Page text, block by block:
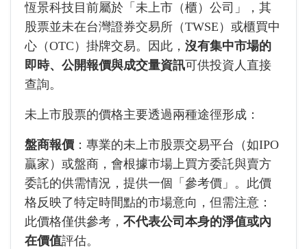
恆景科技目前屬於「未上市（櫃）公司」，其
股票並未在台灣證券交易所（TWSE）或櫃買中
心（OTC）掛牌交易。因此， 沒有集中市場的
即時、公開報價與成交量資訊可供投資人直接
查詢。
未上市股票的價格主要透過兩種途徑形成：
盤商報價 ：專業的未上市股票交易平台（如IPO
贏家）或盤商，會根據市場上買方委託與賣方
委託的供需情況，提供一個「參考價」。此價
格反映了特定時間點的市場意向，但需注意：
此價格僅供參考， 不代表公司本身的淨值或內
在價值評估。